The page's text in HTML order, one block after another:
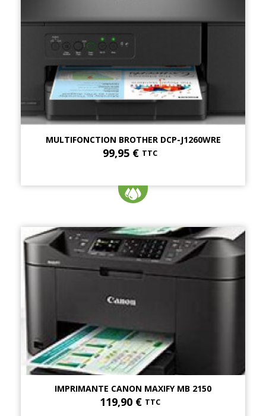
MULTIFONCTION BROTHER DCP-J1260WRE
99,95 € TTC
IMPRIMANTE CANON MAXIFY MB 2150
119,90 € TTC